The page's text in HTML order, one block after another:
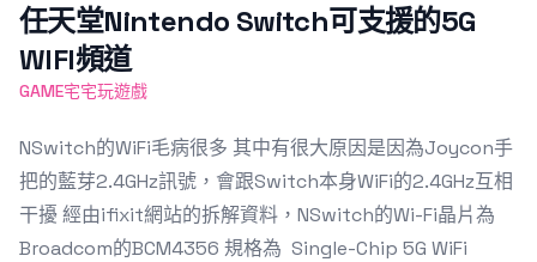
任天堂Nintendo Switch可支援的5G
WIFI頻道
GAME宅宅玩遊戲
NSwitch的WiFi毛病很多 其中有很大原因是因為Joycon手
把的藍芽2.4GHz訊號，會跟Switch本身WiFi的2.4GHz互相
干擾 經由ifixit網站的拆解資料，NSwitch的Wi-Fi晶片為
Broadcom的BCM4356 規格為 Single-Chip 5G WiFi